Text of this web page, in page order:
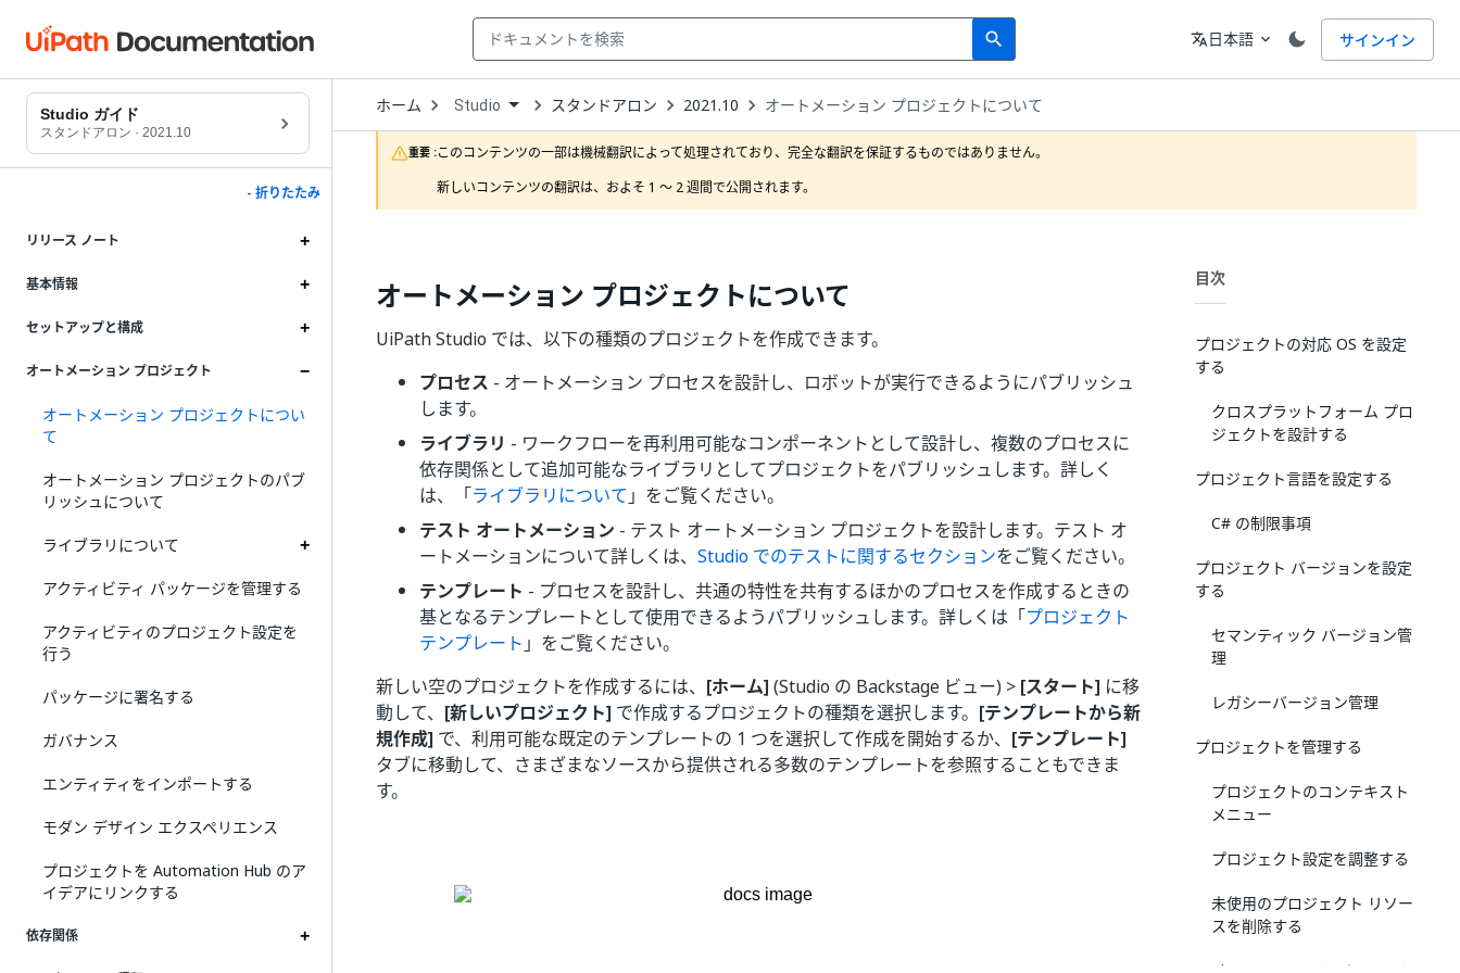
search
Search 言語
translate日本語 expand_more サインイン
Studio ガイド
スタンドアロン · 2021.10
- 折りたたみ
リリース ノート
基本情報
セットアップと構成
オートメーション プロジェクト
オートメーション プロジェクトについ
て
オートメーション プロジェクトのパブ
リッシュについて
ライブラリについて
アクティビティ パッケージを管理する
アクティビティのプロジェクト設定を
行う
パッケージに署名する
ガバナンス
エンティティをインポートする
モダン デザイン エクスペリエンス
プロジェクトを Automation Hub のア
イデアにリンクする
依存関係
ホーム Open
Dropdown
to
choose
product
Studio スタンドアロン 2021.10 オートメーション プロジェクトについて
重要 :このコンテンツの一部は機械翻訳によって処理されており、完全な翻訳を保証するものではありません。
新しいコンテンツの翻訳は、およそ 1 ～ 2 週間で公開されます。
オートメーション プロジェクトについて
UiPath Studio では、以下の種類のプロジェクトを作成できます。
プロセス - オートメーション プロセスを設計し、ロボットが実行できるようにパブリッシュ
します。
ライブラリ - ワークフローを再利用可能なコンポーネントとして設計し、複数のプロセスに
依存関係として追加可能なライブラリとしてプロジェクトをパブリッシュします。詳しく
は、「ライブラリについて 」をご覧ください。
テスト オートメーション - テスト オートメーション プロジェクトを設計します。テスト オ
ートメーションについて詳しくは、 Studio でのテストに関するセクションをご覧ください。
テンプレート - プロセスを設計し、共通の特性を共有するほかのプロセスを作成するときの
基となるテンプレートとして使用できるようパブリッシュします。詳しくは「プロジェクト
テンプレート 」をご覧ください。
新しい空のプロジェクトを作成するには、 [ホーム] (Studio の Backstage ビュー) > [スタート] に移
動して、 [新しいプロジェクト] で作成するプロジェクトの種類を選択します。 [テンプレートから新
規作成] で、利用可能な既定のテンプレートの 1 つを選択して作成を開始するか、 [テンプレート]
タブに移動して、さまざまなソースから提供される多数のテンプレートを参照することもできま
す。
目次
プロジェクトの対応 OS を設定
する
クロスプラットフォーム プロ
ジェクトを設計する
プロジェクト言語を設定する
C# の制限事項
プロジェクト バージョンを設定
する
セマンティック バージョン管
理
レガシーバージョン管理
プロジェクトを管理する
プロジェクトのコンテキスト
メニュー
プロジェクト設定を調整する
未使用のプロジェクト リソー
スを削除する